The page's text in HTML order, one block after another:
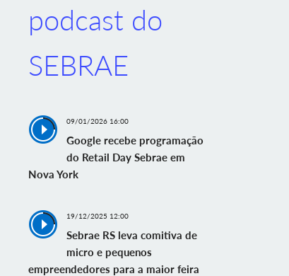
podcast do
SEBRAE
09/01/2026 16:00
Google recebe programação
do Retail Day Sebrae em
Nova York
19/12/2025 12:00
Sebrae RS leva comitiva de
micro e pequenos
empreendedores para a maior feira